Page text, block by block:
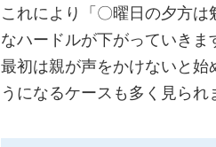
これにより「〇曜日の夕方
なハードルが下がっていきま
最初は親が声をかけないと
うになるケースも多く見られ